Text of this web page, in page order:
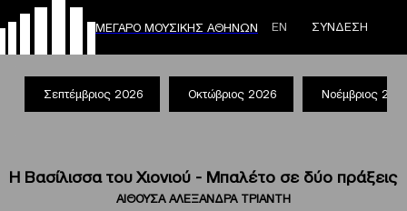
ΜΕΓΑΡΟ ΜΟΥΣΙΚΗΣ ΑΘΗΝΩΝ ΕΝ ΣΥΝΔΕΣΗ
Σεπτέμβριος 2026 Οκτώβριος 2026 Νοέμβριος
Η Βασίλισσα του Χιονιού - Μπαλέτο σε δύο πράξεις
ΑΙΘΟΥΣΑ ΑΛΕΞΑΝΔΡΑ ΤΡΙΑΝΤΗ